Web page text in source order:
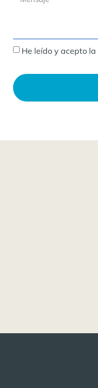
He leído y acepto la